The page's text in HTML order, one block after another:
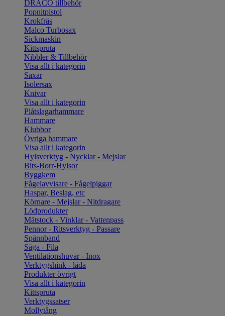
DRÄCO tillbehör
Popnitpistol
Krokfräs
Malco Turbosax
Sickmaskin
Kittspruta
Nibbler & Tillbehör
Visa allt i kategorin
Saxar
Isolersax
Knivar
Visa allt i kategorin
Plåtslagarhammare
Hammare
Klubbor
Övriga hammare
Visa allt i kategorin
Hylsverktyg - Nycklar - Mejslar
Bits-Borr-Hylsor
Byggkem
Fågelavvisare - Fågelpiggar
Haspar, Beslag, etc
Körnare - Mejslar - Nitdragare
Lödprodukter
Mätstock - Vinklar - Vattenpass
Pennor - Ritsverktyg - Passare
Spännband
Såga - Fila
Ventilationshuvar - Inox
Verktygshink - låda
Produkter övrigt
Visa allt i kategorin
Kittspruta
Verktygssatser
Mollytång